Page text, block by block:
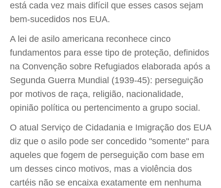
está cada vez mais difícil que esses casos sejam
bem-sucedidos nos EUA.
A lei de asilo americana reconhece cinco
fundamentos para esse tipo de proteção, definidos
na Convenção sobre Refugiados elaborada após a
Segunda Guerra Mundial (1939-45): perseguição
por motivos de raça, religião, nacionalidade,
opinião política ou pertencimento a grupo social.
O atual Serviço de Cidadania e Imigração dos EUA
diz que o asilo pode ser concedido "somente" para
aqueles que fogem de perseguição com base em
um desses cinco motivos, mas a violência dos
cartéis não se encaixa exatamente em nenhuma